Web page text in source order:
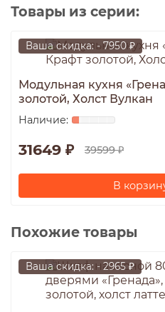
Товары из серии:
Ваша скидка: - 7950 ₽
Модульная кухня
золотой, Холст Вулкан
31649 ₽ 39599 ₽
В
Похожие товары
Ваша скидка: - 2965 ₽